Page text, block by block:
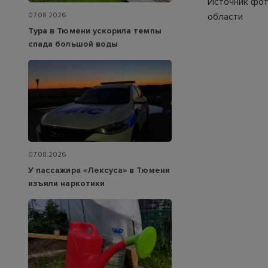
области
07.08.2026
Тура в Тюмени ускорила темпы
спада большой воды
07.08.2026
У пассажира «Лексуса» в Тюмени
изъяли наркотики